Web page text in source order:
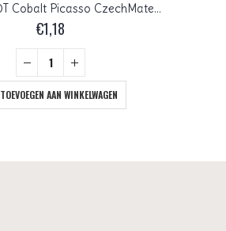
BRI-30090T Cobalt Picasso CzechMates Bricks 40 Pc.
€1,18
TOEVOEGEN AAN WINKELWAGEN